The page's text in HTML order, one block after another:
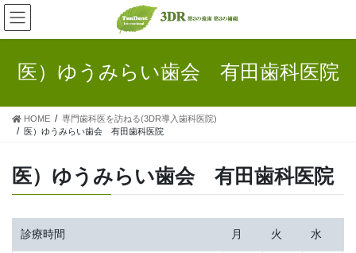
コ
ン
テ
ス
ナ
ビ
ゲ
ン
医）ゆうみらい歯会 有田歯科医院
HOME
専門歯科医を訪ねる(3DR導入歯科医院)
医）ゆうみらい歯会 有田歯科医院
医）ゆうみらい歯会 有田歯科医院
診療時間 月 火 水